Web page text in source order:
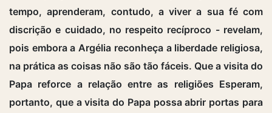
tempo, aprenderam, contudo, a viver a sua fé com
discrição e cuidado, no respeito recíproco - revelam,
pois embora a Argélia reconheça a liberdade religiosa,
na prática as coisas não são tão fáceis. Que a visita do
Papa reforce a relação entre as religiões Esperam,
portanto, que a visita do Papa possa abrir portas para